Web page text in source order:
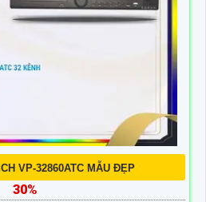
VP-32860ATC MẪU ĐẸP
30%